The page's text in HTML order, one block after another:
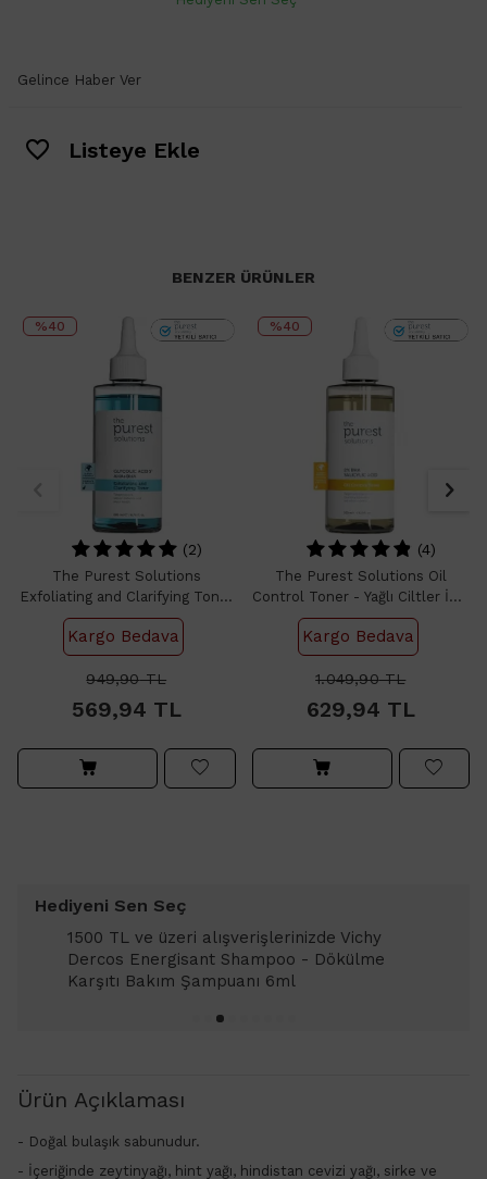
Gelince Haber Ver
Listeye Ekle
BENZER ÜRÜNLER
%40
(2)
The Purest Solutions
Exfoliating and Clarifying Toner
- Arındırıcı Tonik 200ml
Kargo Bedava
949,90TL
569,94 TL
%40
(4)
The Purest Solutions Oil
Control Toner - Yağlı Ciltler İçin
Tonik 200ml
Kargo Bedava
1.049,90TL
629,94 TL
Hediyeni Sen Seç
1500 TL ve üzeri alışverişlerinizde Vichy
Dercos Energisant Shampoo - Dökülme
Karşıtı Bakım Şampuanı 6ml
Ürün Açıklaması
- Doğal bulaşık sabunudur.
- İçeriğinde zeytinyağı, hint yağı, hindistan cevizi yağı, sirke ve